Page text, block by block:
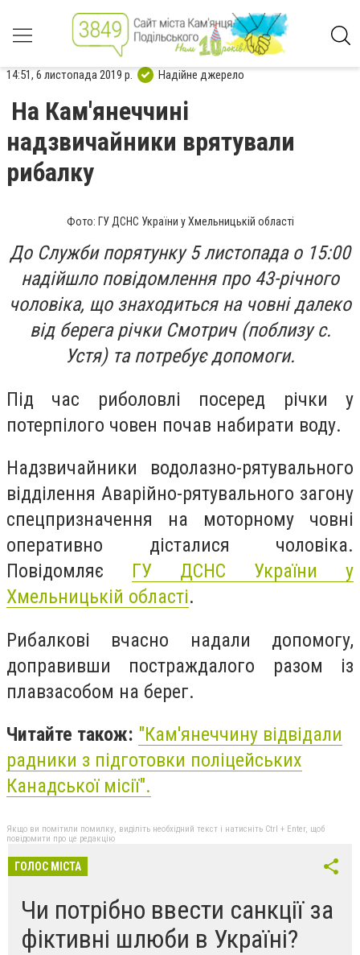
14:51, 6 листопада 2019 р. Надійне джерело
На Кам'янеччині
надзвичайники врятували
рибалку
Фото: ГУ ДСНС України у Хмельницькій області
До Служби порятунку 5 листопада о 15:00
надійшло повідомлення про 43-річного
чоловіка, що знаходиться на човні далеко
від берега річки Смотрич (поблизу с.
Устя) та потребує допомоги.
Під час риболовлі посеред річки у
потерпілого човен почав набирати воду.
Надзвичайники водолазно-рятувального
відділення Аварійно-рятувального загону
спецпризначення на моторному човні
оперативно дісталися чоловіка.
Повідомляє ГУ ДСНС України у
Хмельницькій області.
Рибалкові вчасно надали допомогу,
доправивши постраждалого разом із
плавзасобом на берег.
Читайте також: "Кам'янеччину відвідали
радники з підготовки поліцейських
Канадської місії".
Якщо ви помітили помилку, виділіть необхідний текст і натисніть Ctrl + Enter, щоб
повідомити про це редакцію
ГОЛОС МІСТА
Чи потрібно ввести санкції за
фіктивні шлюби в Україні?